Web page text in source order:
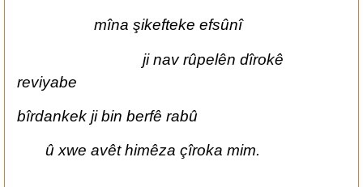
mîna şikefteke efsûnî
ji nav rûpelên dîrokê
reviyabe
bîrdankek ji bin berfê rabû
û xwe avêt himêza çîroka mim.